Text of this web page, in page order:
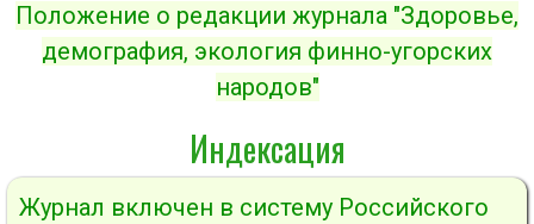
Положение о редакции журнала "Здоровье,
демография, экология финно-угорских
народов"
Индексация
Журнал включен в систему Российского